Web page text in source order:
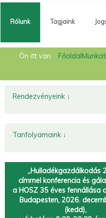
Rólunk
Hírek
Fémtörvény
Körforgásos gazdaság
Rólunk Tagjaink
Ön itt van: Főoldal
Rendezvényeink ↓
Tanfolyamaink ↓
„Hulladékgazdálkodás
címmel konferencia és
a HOSZ 35 éves fennállása
Budapesten, 2026.
(kedd),